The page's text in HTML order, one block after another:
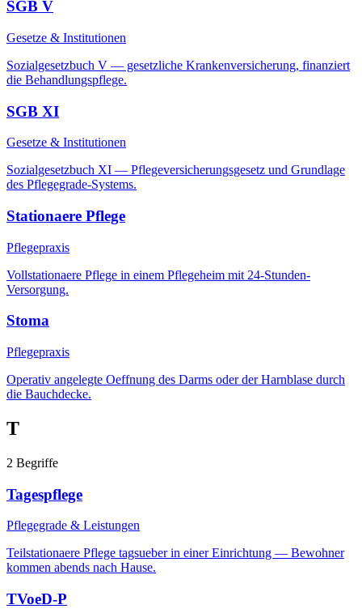
SGB V
Gesetze & Institutionen
Sozialgesetzbuch V — gesetzliche Krankenversicherung, finanziert
die Behandlungspflege.
SGB XI
Gesetze & Institutionen
Sozialgesetzbuch XI — Pflegeversicherungsgesetz und Grundlage
des Pflegegrade-Systems.
Stationaere Pflege
Pflegepraxis
Vollstationaere Pflege in einem Pflegeheim mit 24-Stunden-
Versorgung.
Stoma
Pflegepraxis
Operativ angelegte Oeffnung des Darms oder der Harnblase durch
die Bauchdecke.
T
2 Begriffe
Tagespflege
Pflegegrade & Leistungen
Teilstationaere Pflege tagsueber in einer Einrichtung — Bewohner
kommen abends nach Hause.
TVoeD-P